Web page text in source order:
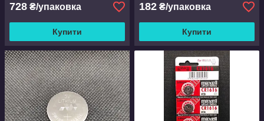
728 ₴/упаковка
Купити
182 ₴/упаковка
Купити